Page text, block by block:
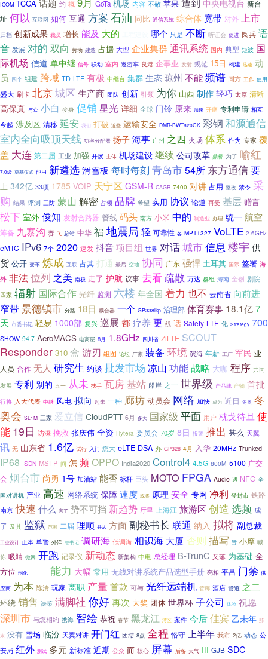
ICOM TCCA 话题 约 概 GoTa 机场 内容 不敬 苹果 中央电视台 新台
址 何以 互联网 如何 互通 方案 石油 同比 通信系统 综合体 宽带 对外 上市
归档 创新成果 裁员 增长 能及 大的 哪个 只是 不断 听证会 促进 阅兵 语
音 发展 对的 双向 劳动 建造 占据 大型 企业集群通讯系统 国内 典型 短波 国
际机场 信道 单中继 信号 联动 室内 遨游车 良港 企事业 发射 规范 15日 构建 迅速 动
员 四个 组建 跨域 TD-LTE 有极 中继台 集群 生态 琼州 不能频谱 同方 工作 使用
盛大 刷卡 北京城区 生产商 团队 创新 引领 为你 山西 制作 轻巧 太原 清晰
高保真 与众 小白 变身 促销 星光 详细 全球 门铃 原来 加速 开庭 专利申请 相互
今起 涉及区 清移 延安 我们 打破 近些 运输安全 DMR-BWT820GK 彩钢 和源通信
室内全向吸顶天线 功率分配器 扬子 海事 广州 之四 火场 体系 作为 专家 覆
盖 大连 第二届 工业 加强 开展 主体 机场建设 继续 公司改革 鼎桥 为了 喻红
7.0级 奠基仪式 他用 新遴选滑雪板 每时每刻 青岛市54所 东方通信要
上 342亿 33项 1785 VOIP 天宁区 GSM-R CAGR 7400 对讲 占用 整改 禁令 采
购 结果 评测 三防 蒙山 解密 占领 品牌 希望 实用 协议 论道 再受 基层 赠言
松下 室外 俊知 发射合路器 管线 码头 南方 小米 中的 制造业 办理 统一 航空
筹备 九寨沟 赛 飞 总站 中华 福 地震局 轻 可靠性 各 MPT1327 VoLTE 2.6GHz
eMTC IPv6 7个 2020 速发 抖音项目组 世界 对话城市信息 楼宇 供
货 公开 变革 炼成 互联 占其 打通 最后 空地 协同 广东 强悍 土耳其 国际 签署 海
外 非法位列 之美 南极 走了 护航 议事 去看 疏散 万达 群组 海南 全创 剧院
四家 辐射 国际合作 光纤 监测 六楼 年全国 着力 也不 云南省 向前进
窄带景德镇市 分路 18日 耦合器 一个 GP338lkp 治理部 体育赛事 18.1亿7
天 市委书记 轻易 1000部 复兴 巡展 都疗养 更 线 话 Safety-LTE 化 Strategy 700
SHOW 94.7 AeroMACS 电离层 8月 1.8GHz 四川省 ZiLTE SCOUT
Responder 310 盒 游刃 组图 论坛 厂家 装备 环境 滨海 年薪 工厂 军民 业
人员 合作 无人 研究生 约谈 批发市场 凉山 功能战略 大咖 程序 共同
发展 专利 别的 五一 从未 扶手 瓦房基站 船岸 之一 世界级 产品线 产物 首批
行将 人大代表 中继 风电 拟向 起来 一种 廊坊 动员会 网络 加快 成为 近日 冬奥 冬
奥会 SL1M 三家 爱立信 CloudPTT 6月 多大 国家级 平面 用户 枕戈待旦 使
能 19日 访深 挽救 张庆伟 全资 Hytera 委员会 70岁 8日 报警 推出 甚么 天翼
讯 无 山东省 1.6亿 试行 入门 您大 eLTE-DSA 办 GP328 4月 入华 20MHz Trunked
IP68 ISDN MSTP 间 怎 频 OPPO India2020 Control4 4.5G 800M 5100 广交
会 烟台市 尚勇 1号 加油站 能否 标杆 巨头 MOTO FPGA Audio 遇 NFC 全
国对讲机 产业 高速 网络系统 保障 速度 或将 原理 安全 专网 净利 登封市 铁路
南京 快速 什么 害了 势不可挡 新趋势 厅里 上海江 旅游区 创造 选频 成
了 及其 监狱 范围 二届 理顺 并从 方面副秘书长 联通 纳入 拟将 副总裁
工业设计 正本 单警 外洋 总书记 调研海 低调海 相识海 大厦 否则 描写 赞 小摩 喊
你 吸睛 微网 开跑 记录仪 新动态 新架构 中电 总经理 B-TrunC 又落 为基础 全
方位 弱化 能力 大幅 常用 无线对讲系统产品选型手册 亮相 平昌 门禁 供
应商 为本 陈清 玩家 离职 产量首款 可与 光纤远端机 管廊 酒店 管道 之二
环绕 销售 决策 满脚社 你好再次 大奖 团体 世界杯 子公司 体验 祝愿
深圳市 与您相约 携海 智绘 恭祝 春节 黑龙江 湾区 案件 今后佳宾 乙未年 那
末 没有 雪场 临汾 天翼对讲 开门红 团结 8点 全程 恪守 上半年 我市 2亿 动态 公
安局 红外 测试 多元 新标准 近期 公众 而 核心 屏幕 后备 天气 III GJB SDC